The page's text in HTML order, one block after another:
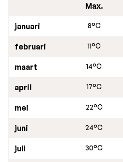
Max.
januari 8°C
februari 11°C
maart 14°C
april 17°C
mei 22°C
juni 24°C
juli 30°C